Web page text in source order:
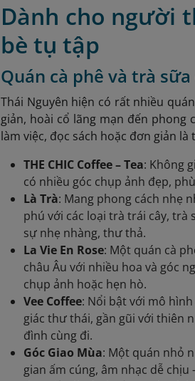
Dành cho người
bè tụ tập
Quán cà phê và trà
Thái Nguyên hiện có rất nhiều
giản, hoài cổ lãng mạn đến phong
làm việc, đọc sách hoặc đơn giản
THE CHIC Coffee – Tea: Không
có nhiều góc chụp ảnh đẹp,
Là Trà: Mang phong cách nhẹ
phú với các loại trà trái cây, trà
sự nhẹ nhàng, thư thả.
La Vie En Rose: Một quán cà
châu Âu với nhiều hoa và góc
chụp ảnh hoặc hẹn hò.
Vee Coffee: Nổi bật với mô
giác thư thái, gần gũi với thiên
đình cùng đi.
Góc Giao Mùa: Một quán nhỏ
gian ấm cúng, âm nhạc dễ